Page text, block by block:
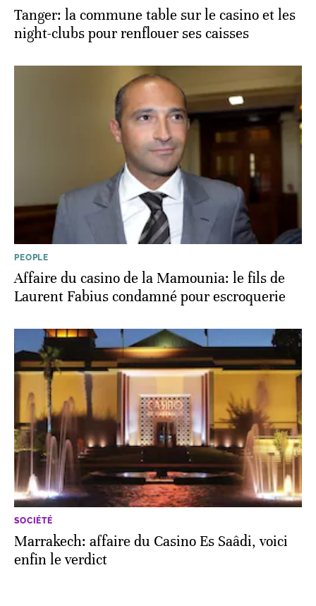
Tanger: la commune table sur le casino et les
night-clubs pour renflouer ses caisses
PEOPLE
Affaire du casino de la Mamounia: le fils de
Laurent Fabius condamné pour escroquerie
SOCIÉTÉ
Marrakech: affaire du Casino Es Saâdi, voici
enfin le verdict